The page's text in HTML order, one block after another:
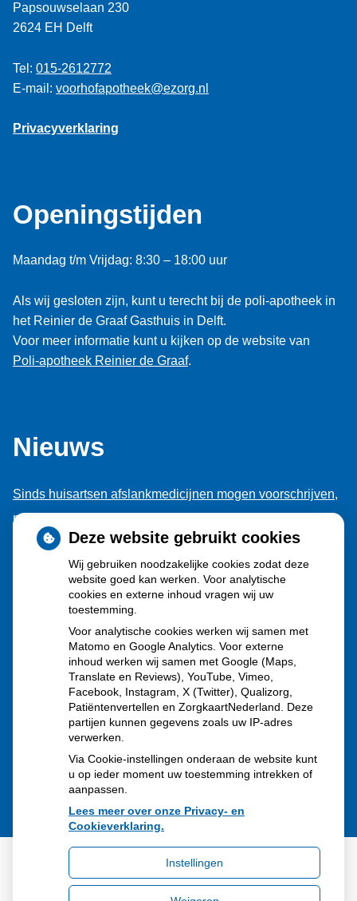
Papsouwselaan 230
2624 EH Delft
Tel: 015-2612772
E-mail: voorhofapotheek@ezorg.nl
Privacyverklaring
Openingstijden
Maandag t/m Vrijdag: 8:30 – 18:00 uur
Als wij gesloten zijn, kunt u terecht bij de poli-apotheek in
het Reinier de Graaf Gasthuis in Delft.
Voor meer informatie kunt u kijken op de website van
Poli-apotheek Reinier de Graaf.
Nieuws
Sinds huisartsen afslankmedicijnen mogen voorschrijven,
neemt gebruik toe
Schurft sinds corona geen vergeten ziekte meer: aantal
uitbraken fors gestegen
Stoppen met afslankmedicijnen betekent zonder
leefstijlaanpassingen weer gewichtstoename
Kookadvies drinkwater in provincie Utrecht vanwege
besmetting
Terugroepactie babyvoeding Nestlé: bacterie kan baby’s
ziek maken
Deze website gebruikt cookies
Wij gebruiken noodzakelijke cookies zodat deze
website goed kan werken. Voor analytische
cookies en externe inhoud vragen wij uw
toestemming.
Voor analytische cookies werken wij samen met
Matomo en Google Analytics. Voor externe
inhoud werken wij samen met Google (Maps,
Translate en Reviews), YouTube, Vimeo,
Facebook, Instagram, X (Twitter), Qualizorg,
Patiëntenvertellen en ZorgkaartNederland. Deze
partijen kunnen gegevens zoals uw IP-adres
verwerken.
Via Cookie-instellingen onderaan de website kunt
u op ieder moment uw toestemming intrekken of
aanpassen.
Lees meer over onze Privacy- en
Cookieverklaring.
Instellingen